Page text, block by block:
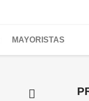
MAYORISTAS
